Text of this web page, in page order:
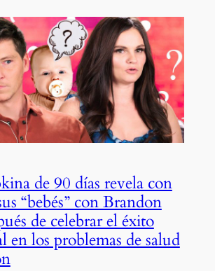
de 90 días revela con
“bebés” con Brandon
de celebrar el éxito
en los problemas de salud